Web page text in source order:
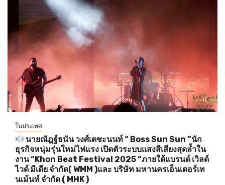
ในประเทศ
นายณัฎฐ์ธนัน วงศ์เตชะนนท์ “ Boss Sun Sun ”นัก
ธุรกิจหนุ่มรุ่นใหม่ไฟแรง เปิดตัวระบบแสงสีเสียงสุดล้ำใน
งาน “Khon Beat Festival 2025 “ภายใต้แบรนด์ เวิลด์
ไวด์ มีเดีย จำกัด( WMM )และ บริษัท มหานครเอ็นเตอร์เท
นเม้นท์ จำกัด ( MHK )